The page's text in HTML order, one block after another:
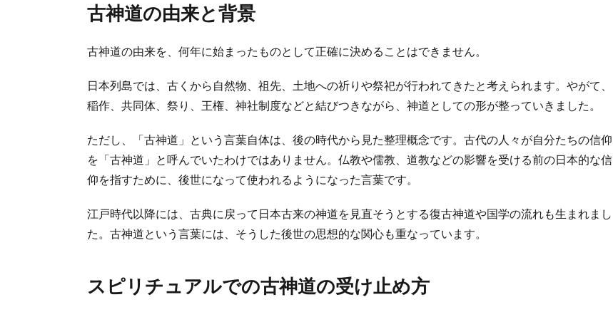
古神道の由来と背景
古神道の由来を、何年に始まったものとして正確に決めることはできません。
日本列島では、古くから自然物、祖先、土地への祈りや祭祀が行われてきたと考えられます。やがて、
稲作、共同体、祭り、王権、神社制度などと結びつきながら、神道としての形が整っていきました。
ただし、「古神道」という言葉自体は、後の時代から見た整理概念です。古代の人々が自分たちの信仰
を「古神道」と呼んでいたわけではありません。仏教や儒教、道教などの影響を受ける前の日本的な信
仰を指すために、後世になって使われるようになった言葉です。
江戸時代以降には、古典に戻って日本古来の神道を見直そうとする復古神道や国学の流れも生まれまし
た。古神道という言葉には、そうした後世の思想的な関心も重なっています。
スピリチュアルでの古神道の受け止め方